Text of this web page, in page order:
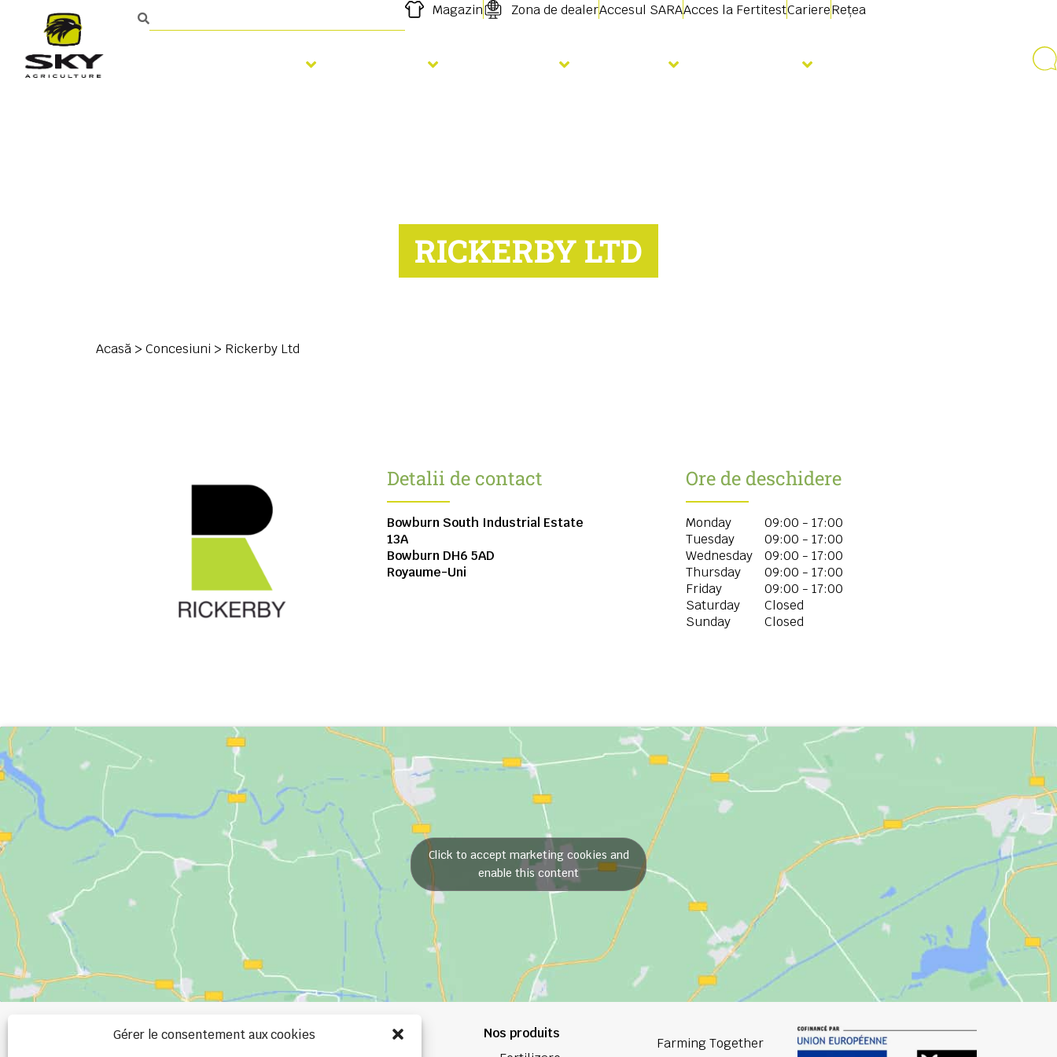
Gérer le consentement aux cookies
Magazin Zona de dealerAccesul SARAAcces la FertitestCariereRețea
RICKERBY LTD
Acasă > Concesiuni > Rickerby Ltd
Detalii de contact
Bowburn South Industrial Estate
13A
Bowburn DH6 5AD
Royaume-Uni
Ore de deschidere
Monday
09:00 - 17:00
Tuesday
09:00 - 17:00
Wednesday
09:00 - 17:00
Thursday
09:00 - 17:00
Friday
09:00 - 17:00
Saturday
Closed
Sunday
Closed
Click to accept marketing cookies and
enable this content
+33 (0)2 99 00 84 84
Nos produits
Farming Together